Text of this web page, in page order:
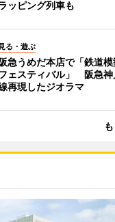
ッピング列車も
見る・遊ぶ
急うめだ本店で「鉄道模
ェスティバル」 阪急神
再現したジオラマ